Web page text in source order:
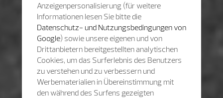
Anzeigenpersonalisierung (für weitere
Informationen lesen Sie bitte die
Datenschutz- und Nutzungsbedingungen von
Google) sowie unsere eigenen und von
Drittanbietern bereitgestellten analytischen
Cookies, um das Surferlebnis des Benutzers
zu verstehen und zu verbessern und
Werbematerialien in Übereinstimmung mit
den während des Surfens gezeigten